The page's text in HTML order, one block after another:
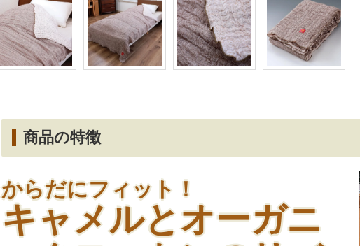
商品の特徴
からだにフィット！
キャメルとオーガニ